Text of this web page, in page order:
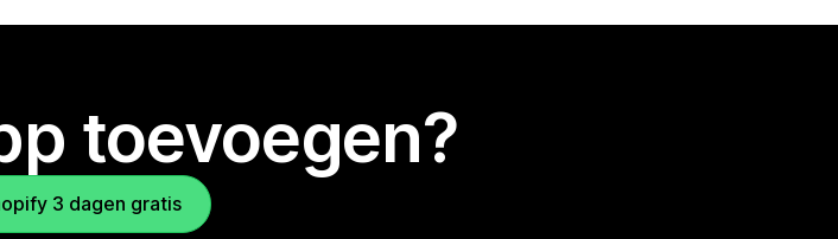
toevoegen?
3 dagen gratis